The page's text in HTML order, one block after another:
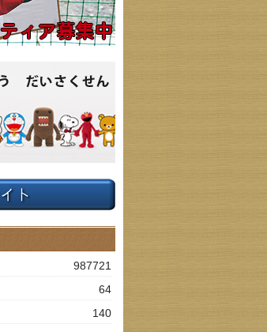
987721
64
140